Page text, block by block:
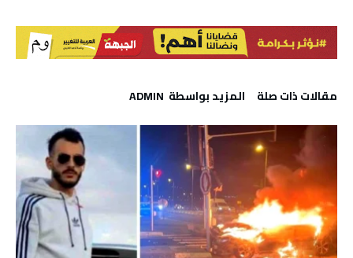
‫مقالات ذات صلة‬ ‫‫المزيد بواسطة‬ ‬ ADMIN